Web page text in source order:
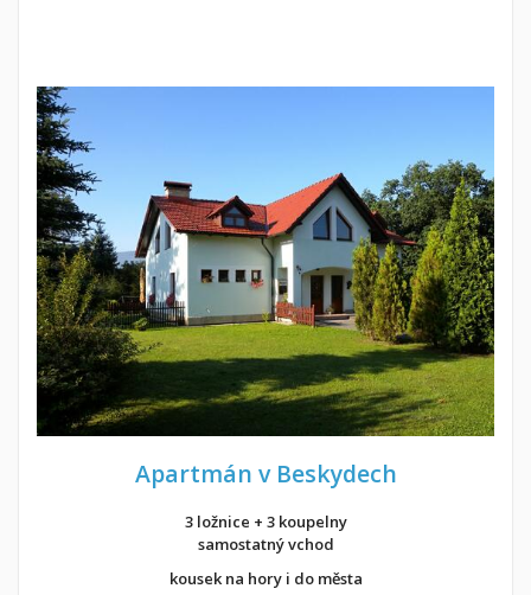
Apartmán v Beskydech
3 ložnice + 3 koupelny
samostatný vchod
kousek na hory i do města